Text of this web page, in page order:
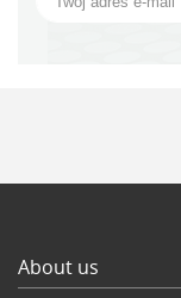
About us